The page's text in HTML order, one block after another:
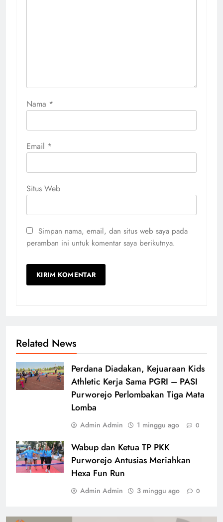
Nama *
Email *
Situs Web
Simpan nama, email, dan situs web saya pada
peramban ini untuk komentar saya berikutnya.
Related News
Perdana Diadakan, Kejuaraan Kids
Athletic Kerja Sama PGRI – PASI
Purworejo Perlombakan Tiga Mata
Lomba
Admin Admin 1 minggu ago 0
Wabup dan Ketua TP PKK
Purworejo Antusias Meriahkan
Hexa Fun Run
Admin Admin 3 minggu ago 0